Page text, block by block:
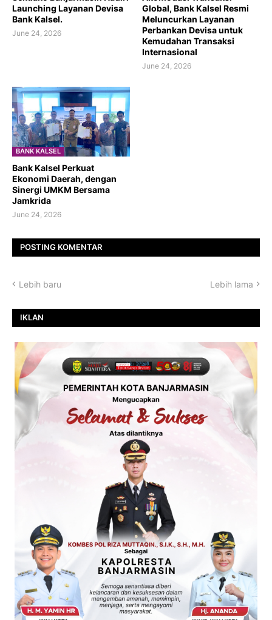
Launching Layanan Devisa
Bank Kalsel.
June 24, 2026
Global, Bank Kalsel Resmi
Meluncurkan Layanan
Perbankan Devisa untuk
Kemudahan Transaksi
Internasional
June 24, 2026
BANK KALSEL
Bank Kalsel Perkuat
Ekonomi Daerah, dengan
Sinergi UMKM Bersama
Jamkrida
June 24, 2026
POSTING KOMENTAR
Lebih baru Lebih lama
IKLAN